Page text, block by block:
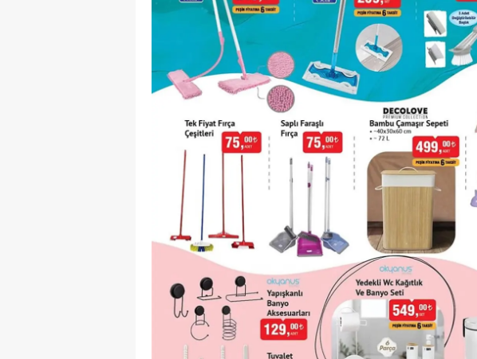
Sinop
Sivas
Tekirdağ
Tokat
Trabzon
Tunceli
Şanlıurfa
Uşak
Van
Yozgat
Zonguldak